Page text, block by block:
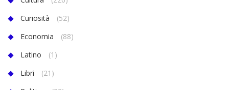
Curiosità
(52)
Economia
(88)
Latino
(1)
Libri
(21)